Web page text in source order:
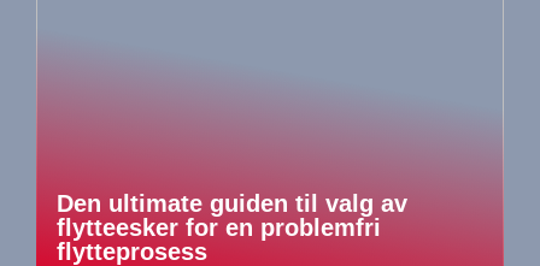
Den ultimate guiden til valg av
flytteesker for en problemfri
flytteprosess